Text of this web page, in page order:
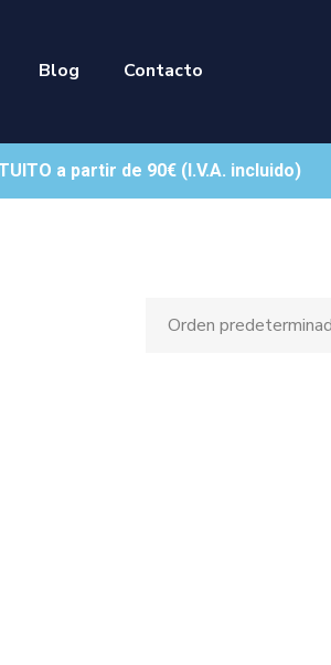
Blog Contacto
a partir de 90€ (I.V.A. incluido)